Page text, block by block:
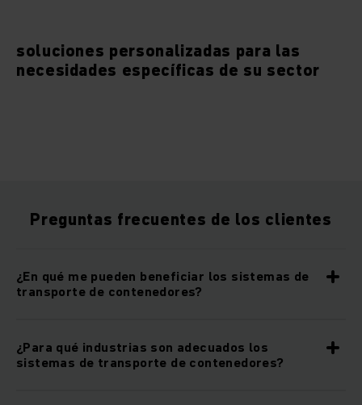
soluciones personalizadas para las
necesidades específicas de su sector
Preguntas frecuentes de los clientes
¿En qué me pueden beneficiar los sistemas de
transporte de contenedores?
¿Para qué industrias son adecuados los
sistemas de transporte de contenedores?